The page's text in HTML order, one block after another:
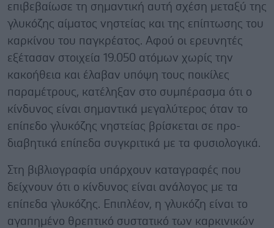
επιβεβαίωσε τη σημαντική αυτή σχέση μεταξύ της
γλυκόζης αίματος νηστείας και της επίπτωσης του
καρκίνου του παγκρέατος. Αφού οι ερευνητές
εξέτασαν στοιχεία 19.050 ατόμων χωρίς την
κακοήθεια και έλαβαν υπόψη τους ποικίλες
παραμέτρους, κατέληξαν στο συμπέρασμα ότι ο
κίνδυνος είναι σημαντικά μεγαλύτερος όταν το
επίπεδο γλυκόζης νηστείας βρίσκεται σε προ-
διαβητικά επίπεδα συγκριτικά με τα φυσιολογικά.
Στη βιβλιογραφία υπάρχουν καταγραφές που
δείχνουν ότι ο κίνδυνος είναι ανάλογος με τα
επίπεδα γλυκόζης. Επιπλέον, η γλυκόζη είναι το
αγαπημένο θρεπτικό συστατικό των καρκινικών